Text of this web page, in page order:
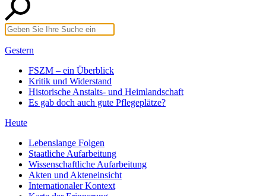
Gestern
FSZM – ein Überblick
Kritik und Widerstand
Historische Anstalts- und Heimlandschaft
Es gab doch auch gute Pflegeplätze?
Heute
Lebenslange Folgen
Staatliche Aufarbeitung
Wissenschaftliche Aufarbeitung
Akten und Akteneinsicht
Internationaler Kontext